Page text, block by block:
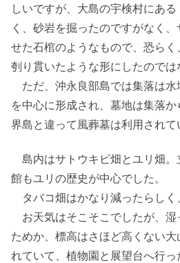
しいですが、大島の宇検村にあ
く、砂岩を掘ったのですがなく
せた石棺のようなもので、恐ら
刳り貫いたような形にしたのでは
ただ、沖永良部島では集落は水
を中心に形成され、墓地は集落
界島と違って風葬墓は利用されて
島内はサトウキビ畑とユリ畑。
館もユリの歴史が中心でした。
タバコ畑はかなり減ったらしく
お天気はそこそこでしたが、湿
ためか、標高はさほど高くない
れていて、植物園と展望台へ行